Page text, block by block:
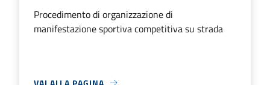
Procedimento di organizzazione di
manifestazione sportiva competitiva su strada